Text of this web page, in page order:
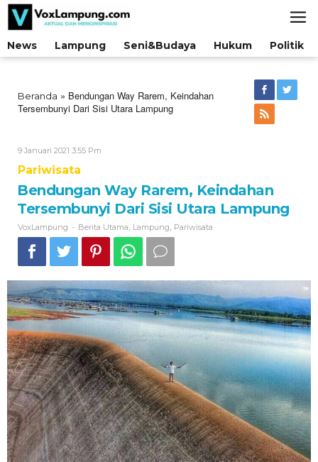
Lewati
konten
News
Lampung Seni&Budaya Hukum Politik
Beranda » Bendungan Way Rarem, Keindahan
Tersembunyi Dari Sisi Utara Lampung
9 Januari 2021 3:55 Pm
Pariwisata
Bendungan Way Rarem, Keindahan
Tersembunyi Dari Sisi Utara Lampung
VoxLampung - Berita Utama Lampung Pariwisata